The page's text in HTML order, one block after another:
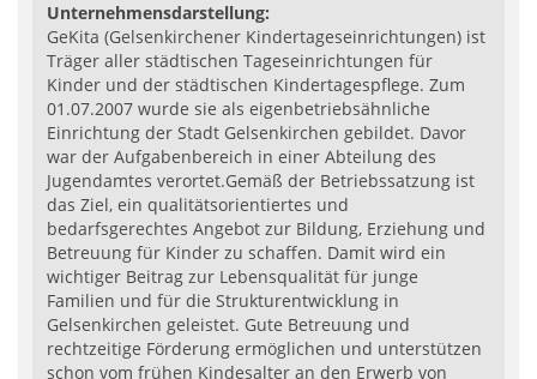
Unternehmensdarstellung:
GeKita (Gelsenkirchener Kindertageseinrichtungen) ist
Träger aller städtischen Tageseinrichtungen für
Kinder und der städtischen Kindertagespflege. Zum
01.07.2007 wurde sie als eigenbetriebsähnliche
Einrichtung der Stadt Gelsenkirchen gebildet. Davor
war der Aufgabenbereich in einer Abteilung des
Jugendamtes verortet.Gemäß der Betriebssatzung ist
das Ziel, ein qualitätsorientiertes und
bedarfsgerechtes Angebot zur Bildung, Erziehung und
Betreuung für Kinder zu schaffen. Damit wird ein
wichtiger Beitrag zur Lebensqualität für junge
Familien und für die Strukturentwicklung in
Gelsenkirchen geleistet. Gute Betreuung und
rechtzeitige Förderung ermöglichen und unterstützen
schon vom frühen Kindesalter an den Erwerb von